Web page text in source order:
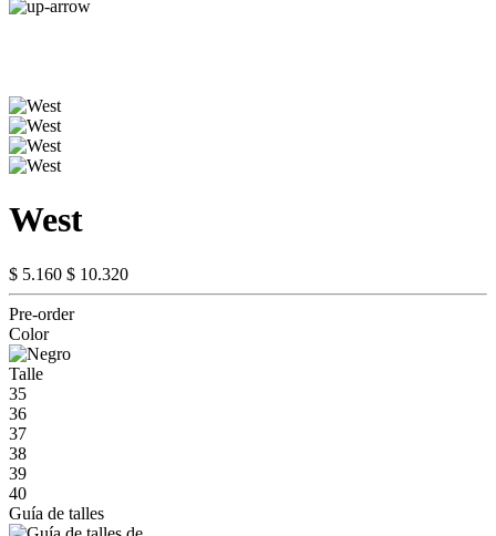
West
$ 5.160 $ 10.320
Pre-order
Color
Talle
35
36
37
38
39
40
Guía de talles